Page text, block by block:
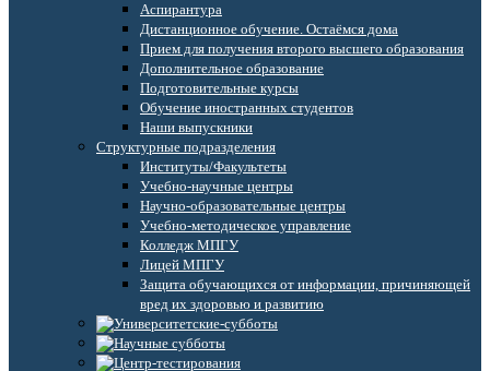
Аспирантура
Дистанционное обучение. Остаёмся дома
Прием для получения второго высшего образования
Дополнительное образование
Подготовительные курсы
Обучение иностранных студентов
Наши выпускники
Структурные подразделения
Институты/Факультеты
Учебно-научные центры
Научно-образовательные центры
Учебно-методическое управление
Колледж МПГУ
Лицей МПГУ
Защита обучающихся от информации, причиняющей
вред их здоровью и развитию